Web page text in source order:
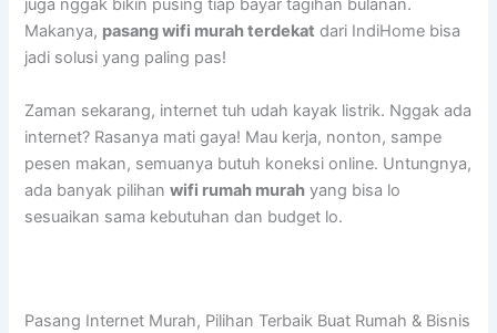
juga nggak bikin pusing tiap bayar tagihan bulanan.
Makanya, pasang wifi murah terdekat dari IndiHome bisa
jadi solusi yang paling pas!
Zaman sekarang, internet tuh udah kayak listrik. Nggak ada
internet? Rasanya mati gaya! Mau kerja, nonton, sampe
pesen makan, semuanya butuh koneksi online. Untungnya,
ada banyak pilihanwifi rumah murah yang bisa lo
sesuaikan sama kebutuhan dan budget lo.
Pasang Internet Murah, Pilihan Terbaik Buat Rumah & Bisnis